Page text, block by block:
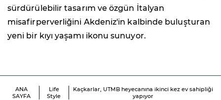
sürdürülebilir tasarım ve özgün İtalyan
misafirperverliğini Akdeniz'in kalbinde buluşturan
yeni bir kıyı yaşamı ikonu sunuyor.
ANA
SAYFA
Life
Style
Kaçkarlar, UTMB heyecanına ikinci kez ev sahipliği
yapıyor